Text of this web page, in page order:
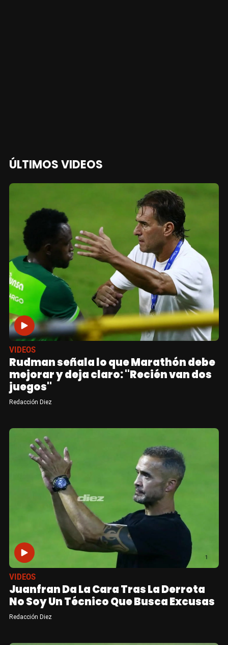
ÚLTIMOS VIDEOS
VIDEOS
Rudman señala lo que Marathón debe
mejorar y deja claro: "Recién van dos
juegos"
Redacción Diez
VIDEOS
Juanfran Da La Cara Tras La Derrota
No Soy Un Técnico Que Busca Excusas
Redacción Diez